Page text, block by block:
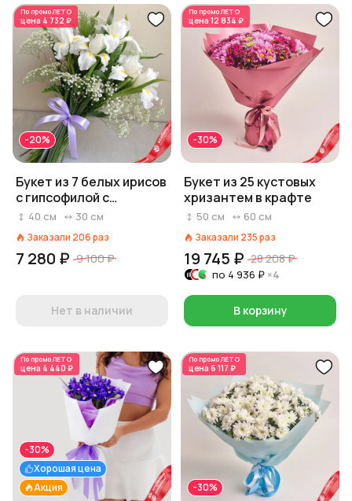
По промоЛЕТО
цена 4 732 ₽
-20%
Букет из 7 белых ирисов
с гипсофилой с
фиолетовой лентой
40 см 30 см
Заказали 206раз
7 280 ₽ 9 100 ₽
Нет в наличии
По промоЛЕТО
цена 12 834 ₽
-30%
Букет из 25 кустовых
хризантем в крафте
50 см 60 см
Заказали 235раз
19 745 ₽ 28 208 ₽
по 4 936 ₽ ×4
В корзину
По промоЛЕТО
цена 4 440 ₽
Акция
Хорошая цена
-30%
По промоЛЕТО
цена 6 117 ₽
-30%